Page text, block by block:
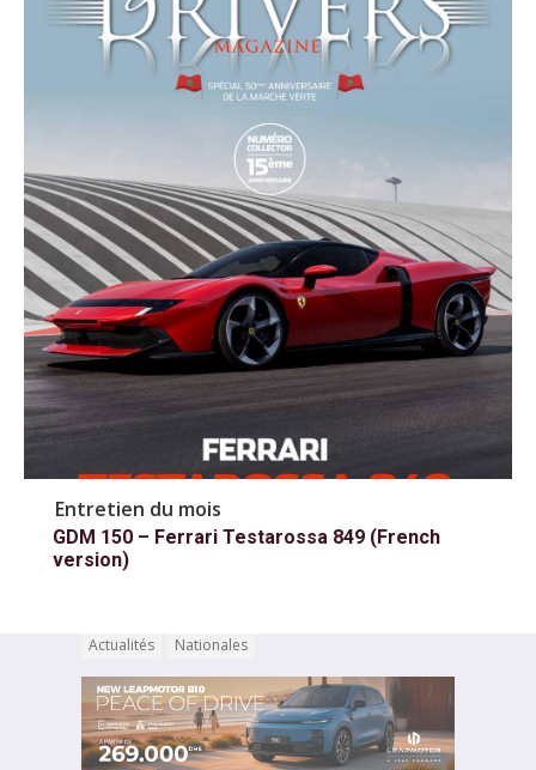
Entretien du mois
GDM 150 – Ferrari Testarossa 849 (French
version)